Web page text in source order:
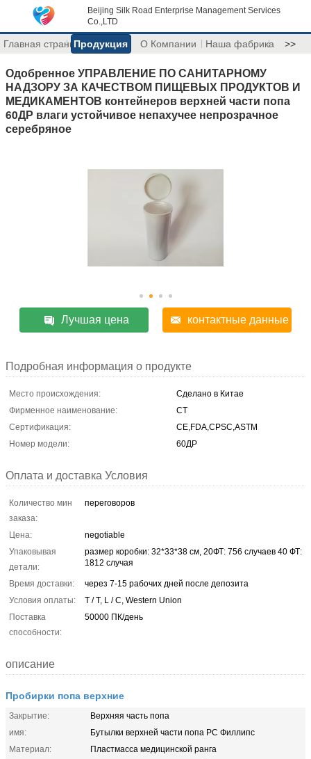
Beijing Silk Road Enterprise Management Services
Co.,LTD
Главная страницаПродукция О Компании Наша фабрика >>
Одобренное УПРАВЛЕНИЕ ПО САНИТАРНОМУ
НАДЗОРУ ЗА КАЧЕСТВОМ ПИЩЕВЫХ ПРОДУКТОВ И
МЕДИКАМЕНТОВ контейнеров верхней части попа
60ДР влаги устойчивое непахучее непрозрачное
серебряное
Лучшая цена контактные данные
Подробная информация о продукте
Место происхождения:
Сделано в Китае
Фирменное наименование:
CT
Сертификация:
CE,FDA,CPSC,ASTM
Номер модели:
60ДР
Оплата и доставка Условия
Количество мин
заказа:
переговоров
Цена:
negotiable
Упаковывая
детали:
размер коробки: 32*33*38 см, 20ФТ: 756 случаев 40 ФТ:
1812 случая
Время доставки:
через 7-15 рабочих дней после депозита
Условия оплаты:
T / T, L / C, Western Union
Поставка
способности:
50000 ПК/день
описание
Пробирки попа верхние
Закрытие:
Верхняя часть попа
имя:
Бутылки верхней части попа РС Филлипс
Материал:
Пластмасса медицинской ранга